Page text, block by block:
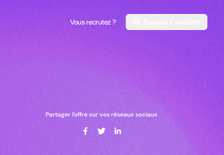
Vous recrutez ?
Vous recrutez ?
Partager l'offre sur vos réseaux sociaux